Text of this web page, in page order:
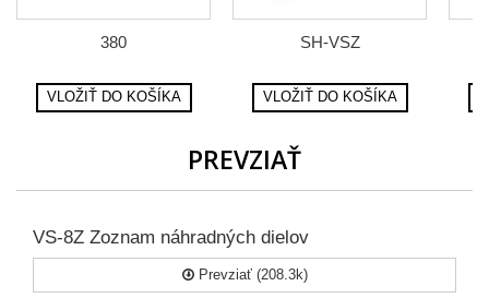
380
VLOŽIŤ DO KOŠÍKA
SH-VSZ
VLOŽIŤ DO KOŠÍKA
PREVZIAŤ
VS-8Z Zoznam náhradných dielov
Prevziať (208.3k)